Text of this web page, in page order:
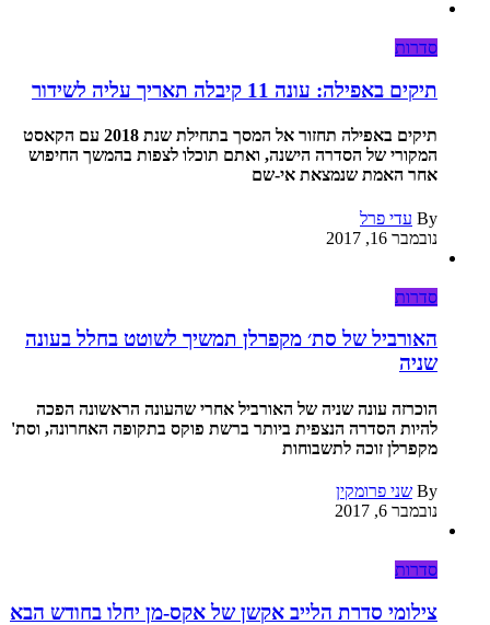
סדרות
תיקים באפילה: עונה 11 קיבלה תאריך עליה לשידור
תיקים באפילה תחזור אל המסך בתחילת שנת 2018 עם הקאסט
המקורי של הסדרה הישנה, ואתם תוכלו לצפות בהמשך החיפוש
אחר האמת שנמצאת אי-שם
By עדי פרל
נובמבר 16, 2017
סדרות
האורביל של סת׳ מקפרלן תמשיך לשוטט בחלל בעונה
שניה
הוכרזה עונה שניה של האורביל אחרי שהעונה הראשונה הפכה
להיות הסדרה הנצפית ביותר ברשת פוקס בתקופה האחרונה, וסת'
מקפרלן זוכה לתשבוחות
By שני פרומקין
נובמבר 6, 2017
סדרות
צילומי סדרת הלייב אקשן של אקס-מן יחלו בחודש הבא